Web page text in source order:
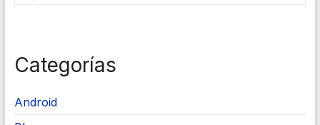
Categorías
Android